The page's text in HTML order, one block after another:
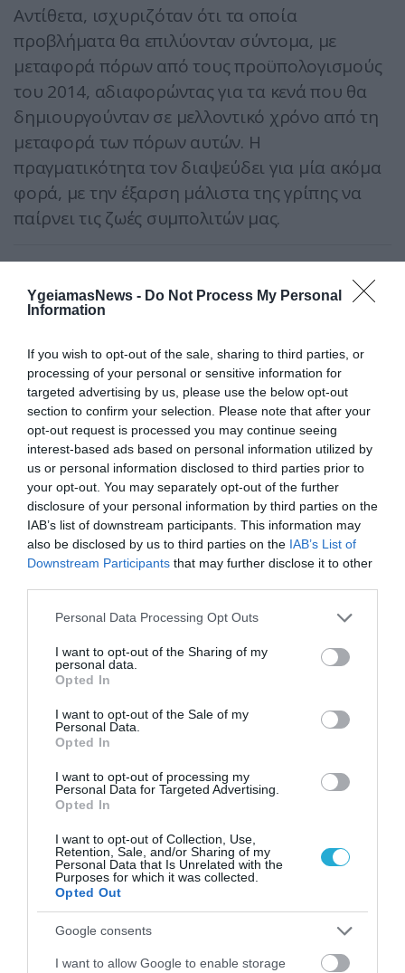
YgeiamasNews - Do Not Process My Personal
Information
If you wish to opt-out of the sale, sharing to third parties, or
processing of your personal or sensitive information for
targeted advertising by us, please use the below opt-out
section to confirm your selection. Please note that after your
opt-out request is processed you may continue seeing
interest-based ads based on personal information utilized by
us or personal information disclosed to third parties prior to
your opt-out. You may separately opt-out of the further
disclosure of your personal information by third parties on the
IAB’s list of downstream participants. This information may
also be disclosed by us to third parties on the IAB’s List of
Downstream Participants that may further disclose it to other
Please note that this website/app uses one or more Google
not limited to your visit or usage behaviour. You may click to
grant or deny consent to Google and its third-party tags to
use your data for below specified purposes in below Google
consent section.
Personal Data Processing Opt Outs
I want to opt-out of the Sharing of my
personal data.
Opted In
I want to opt-out of the Sale of my
Personal Data.
Opted In
I want to opt-out of processing my
Personal Data for Targeted Advertising.
Opted In
I want to opt-out of Collection, Use,
Retention, Sale, and/or Sharing of my
Personal Data that Is Unrelated with the
Purposes for which it was collected.
Opted Out
Google consents
I want to allow Google to enable storage
Αντίθετα, ισχυριζόταν ότι τα οποία
προβλήματα θα επιλύονταν σύντομα, με
μεταφορά πόρων από τους προϋπολογισμούς
του 2014, αδιαφορώντας για τα κενά που θα
δημιουργούνταν σε μελλοντικό χρόνο από τη
μεταφορά των πόρων αυτών. Η
πραγματικότητα τον διαψεύδει για μία ακόμα
φορά, με την έξαρση μάλιστα της γρίπης να
παίρνει τις ζωές συμπολιτών μας.
ΔΗΜΟΦΙΛΗ
Αυτό είναι το θαυματουργό έλαιο που
προστατεύει από το Αλτχάιμερ
Το τρόφιμο που θωρακίζει «αθόρυβα»
τα οστά σε κάθε ηλικία… δεν είναι το
γάλα!